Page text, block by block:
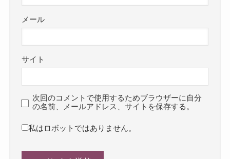
メール
サイト
次回のコメントで使用するためブラウザーに自分
の名前、メールアドレス、サイトを保存する。
私はロボットではありません。